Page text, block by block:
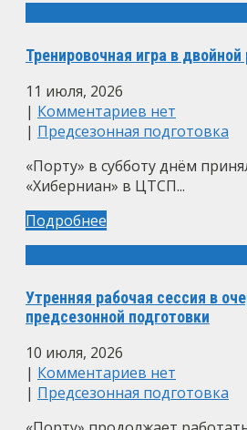
Тренировочная игра в
11 июля, 2026
| Комментариев нет
| Предсезонная подготовка
«Порту» в субботу днём
«Хиберниан» в ЦТСП...
Подробнее
Утренняя рабочая сессия в
предсезонной подготовки
10 июля, 2026
| Комментариев нет
| Предсезонная подготовка